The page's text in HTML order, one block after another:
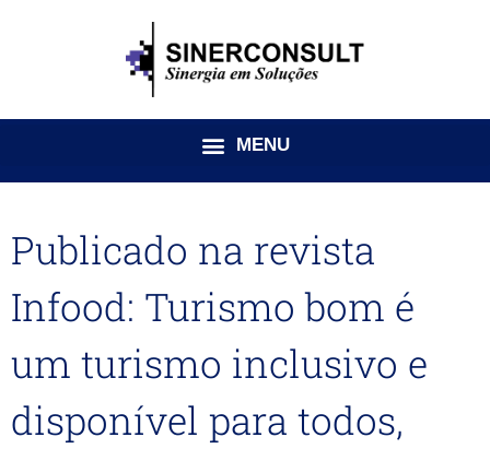
Publicado na revista
Infood: Turismo bom é
um turismo inclusivo e
disponível para todos,